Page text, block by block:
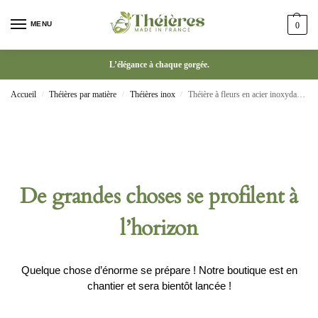
MENU 0
L’élégance à chaque gorgée.
Accueil / Théières par matière / Théières inox / Théière à fleurs en acier inoxydable 500ml Sphblades en verre
De grandes choses se profilent à
l’horizon
Quelque chose d’énorme se prépare ! Notre boutique est en
chantier et sera bientôt lancée !